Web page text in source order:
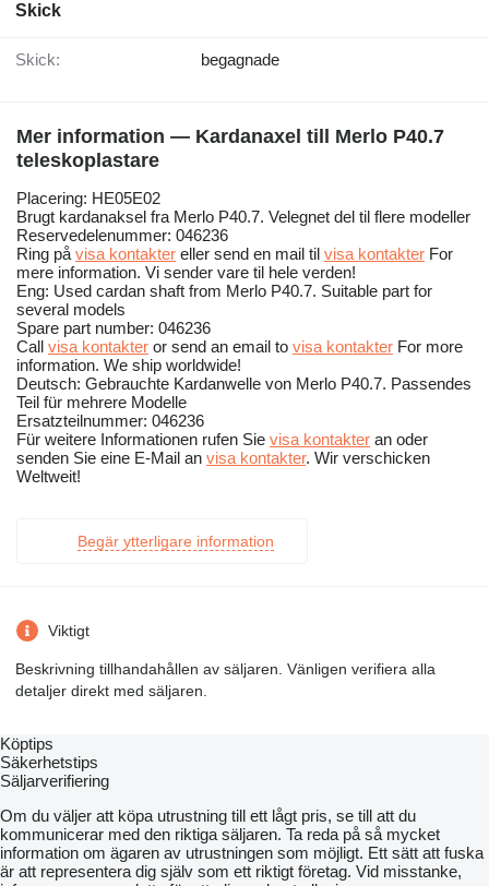
Skick
Skick: begagnade
Mer information — Kardanaxel till Merlo P40.7
teleskoplastare
Placering: HE05E02
Brugt kardanaksel fra Merlo P40.7. Velegnet del til flere modeller
Reservedelenummer: 046236
Ring på visa kontakter eller send en mail til visa kontakter For
mere information. Vi sender vare til hele verden!
Eng: Used cardan shaft from Merlo P40.7. Suitable part for
several models
Spare part number: 046236
Call visa kontakter or send an email to visa kontakter For more
information. We ship worldwide!
Deutsch: Gebrauchte Kardanwelle von Merlo P40.7. Passendes
Teil für mehrere Modelle
Ersatzteilnummer: 046236
Für weitere Informationen rufen Sie visa kontakter an oder
senden Sie eine E-Mail an visa kontakter. Wir verschicken
Weltweit!
Begär ytterligare information
Viktigt
Beskrivning tillhandahållen av säljaren. Vänligen verifiera alla
detaljer direkt med säljaren.
Köptips
Säkerhetstips
Säljarverifiering
Om du väljer att köpa utrustning till ett lågt pris, se till att du
kommunicerar med den riktiga säljaren. Ta reda på så mycket
information om ägaren av utrustningen som möjligt. Ett sätt att fuska
är att representera dig själv som ett riktigt företag. Vid misstanke,